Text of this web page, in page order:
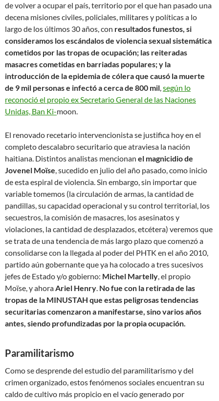
de volver a ocupar el país, territorio por el que han pasado una
decena misiones civiles, policiales, militares y políticas a lo
largo de los últimos 30 años, con resultados funestos, si
consideramos los escándalos de violencia sexual sistemática
cometidos por las tropas de ocupación; las reiteradas
masacres cometidas en barriadas populares; y la
introducción de la epidemia de cólera que causó la muerte
de 9 mil personas e infectó a cerca de 800 mil,según lo
reconoció el propio ex Secretario General de las Naciones
Unidas, Ban Ki-moon.
El renovado recetario intervencionista se justifica hoy en el
completo descalabro securitario que atraviesa la nación
haitiana. Distintos analistas mencionan el magnicidio de
Jovenel Moïse, sucedido en julio del año pasado, como inicio
de esta espiral de violencia. Sin embargo, sin importar que
variable tomemos (la circulación de armas, la cantidad de
pandillas, su capacidad operacional y su control territorial, los
secuestros, la comisión de masacres, los asesinatos y
violaciones, la cantidad de desplazados, etcétera) veremos que
se trata de una tendencia de más largo plazo que comenzó a
consolidarse con la llegada al poder del PHTK en el año 2010,
partido aún gobernante que ya ha colocado a tres sucesivos
jefes de Estado y/o gobierno: Michel Martelly, el propio
Moïse, y ahoraAriel Henry. No fue con la retirada de las
tropas de la MINUSTAH que estas peligrosas tendencias
securitarias comenzaron a manifestarse, sino varios años
antes, siendo profundizadas por la propia ocupación.
Paramilitarismo
Como se desprende del estudio del paramilitarismo y del
crimen organizado, estos fenómenos sociales encuentran su
caldo de cultivo más propicio en el vacío generado por